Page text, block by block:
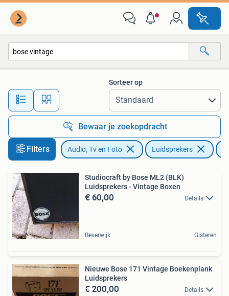
Alle afstanden…
Sorteer op
Bewaar je zoekopdracht
Filters Audio, Tv en Foto Luidsprekers
Studiocraft by Bose ML2 (BLK)
Luidsprekers - Vintage Boxen
€ 60,00 Details
Beverwijk Gisteren
Nieuwe Bose 171 Vintage Boekenplank
Luidsprekers
€ 200,00 Details